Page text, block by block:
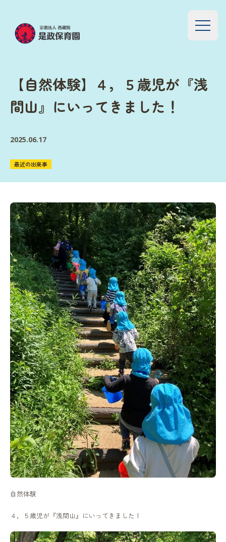
【自然体験】４，５歳児が『浅
間山』にいってきました！
2025.06.17
最近の出来事
自然体験
４，５歳児が『浅間山』にいってきました！